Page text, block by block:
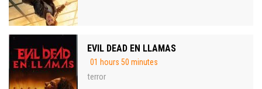
EVIL DEAD EN LLAMAS
01 hours 50 minutes
terror